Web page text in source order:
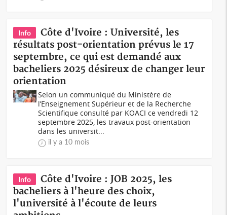
Info
Côte d'Ivoire : Université, les
résultats post-orientation prévus le 17
septembre, ce qui est demandé aux
bacheliers 2025 désireux de changer leur
orientation
Selon un communiqué du Ministère de
l’Enseignement Supérieur et de la Recherche
Scientifique consulté par KOACI ce vendredi 12
septembre 2025, les travaux post-orientation
dans les universit...
il y a 10 mois
Info
Côte d'Ivoire : JOB 2025, les
bacheliers à l'heure des choix,
l'université à l'écoute de leurs